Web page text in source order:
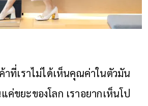
าที่เราไม่ได้เห็นคุณค่าในตัวมัน
ค่ขยะของโลก เราอยากเห็นโป